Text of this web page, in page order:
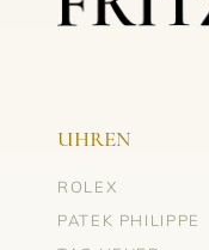
UHREN
ROLEX
PATEK PHILIPPE